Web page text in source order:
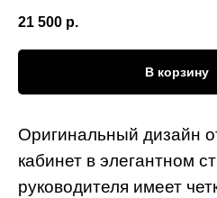
21 500 р.
В корзину
Оригинальный дизайн
кабинет в элегантном
руководителя имеет